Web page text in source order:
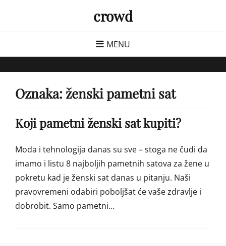
content
crowd
MENU
Oznaka: ženski pametni sat
Koji pametni ženski sat kupiti?
Moda i tehnologija danas su sve – stoga ne čudi da
imamo i listu 8 najboljih pametnih satova za žene u
pokretu kad je ženski sat danas u pitanju. Naši
pravovremeni odabiri poboljšat će vaše zdravlje i
dobrobit. Samo pametni…